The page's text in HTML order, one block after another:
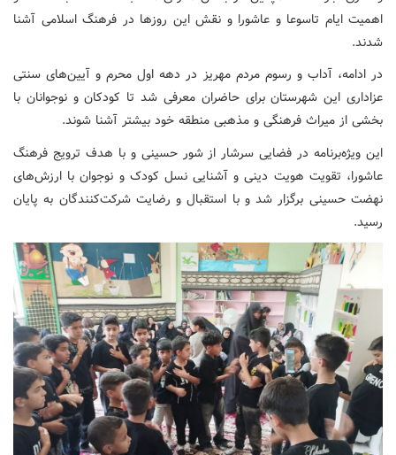
اهمیت ایام تاسوعا و عاشورا و نقش این روزها در فرهنگ اسلامی آشنا
شدند.
در ادامه، آداب و رسوم مردم مهریز در دهه اول محرم و آیین‌های سنتی
عزاداری این شهرستان برای حاضران معرفی شد تا کودکان و نوجوانان با
بخشی از میراث فرهنگی و مذهبی منطقه خود بیشتر آشنا شوند.
این ویژه‌برنامه در فضایی سرشار از شور حسینی و با هدف ترویج فرهنگ
عاشورا، تقویت هویت دینی و آشنایی نسل کودک و نوجوان با ارزش‌های
نهضت حسینی برگزار شد و با استقبال و رضایت شرکت‌کنندگان به پایان
رسید.